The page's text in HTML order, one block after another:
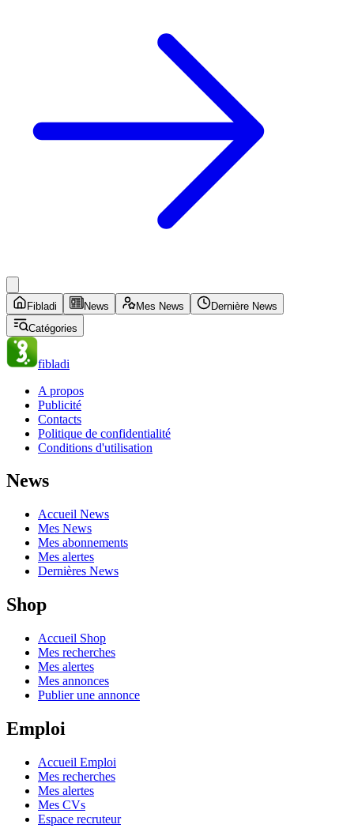
Fibladi News Mes News
Dernière News
Catégories
fibladi
A propos
Publicité
Contacts
Politique de confidentialité
Conditions d'utilisation
News
Accueil News
Mes News
Mes abonnements
Mes alertes
Dernières News
Shop
Accueil Shop
Mes recherches
Mes alertes
Mes annonces
Publier une annonce
Emploi
Accueil Emploi
Mes recherches
Mes alertes
Mes CVs
Espace recruteur